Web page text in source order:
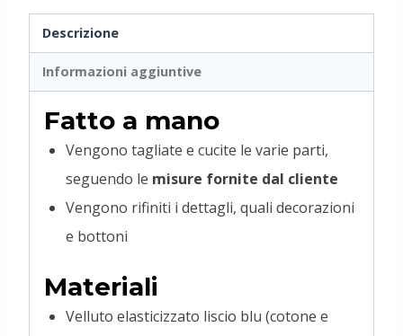
(Twitter)
Descrizione
Informazioni aggiuntive
Fatto a mano
Vengono tagliate e cucite le varie parti,
seguendo le misure fornite dal cliente
Vengono rifiniti i dettagli, quali decorazioni
e bottoni
Materiali
Velluto elasticizzato liscio blu (cotone e